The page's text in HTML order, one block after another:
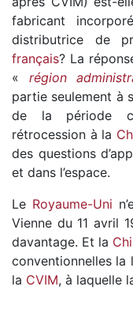
fabricant
distributrice de
français? La
« région
partie seulement à
de la période
rétrocession à la
des questions
et dans l’espace.
Le Royaume-Uni
Vienne du 11 avril
davantage. Et la
conventionnelles la
la CVIM, à laquelle